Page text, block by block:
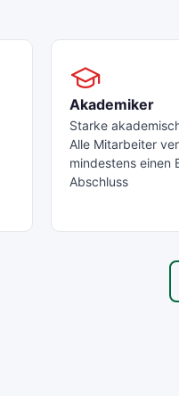
Akademiker
Starke
Alle Mitarbeiter
mindestens einen
Abschluss